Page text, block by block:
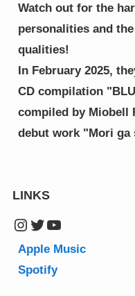
Watch out for the
personalities and
qualities!
In February 2025,
CD compilation
compiled by Miobell
debut work "Mori
LINKS
Instagram
Twitter
YouTube
Apple Music
Spotify